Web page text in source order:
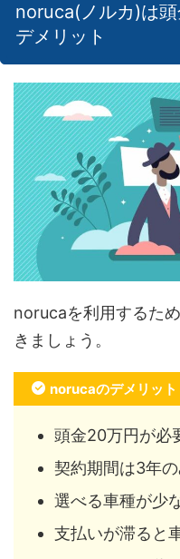
noruca(ノルカ)は
デメリット
norucaを利用するた
きましょう。
norucaのデメリット
頭金20万円が必
契約期間は3年
選べる車種が少
支払いが滞ると